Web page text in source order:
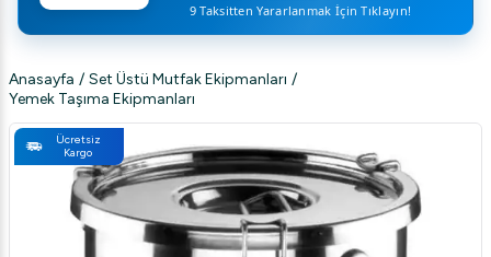
9 Taksitten Yararlanmak İçin Tıklayın!
Anasayfa / Set Üstü Mutfak Ekipmanları /
Yemek Taşıma Ekipmanları
Ücretsiz
Kargo